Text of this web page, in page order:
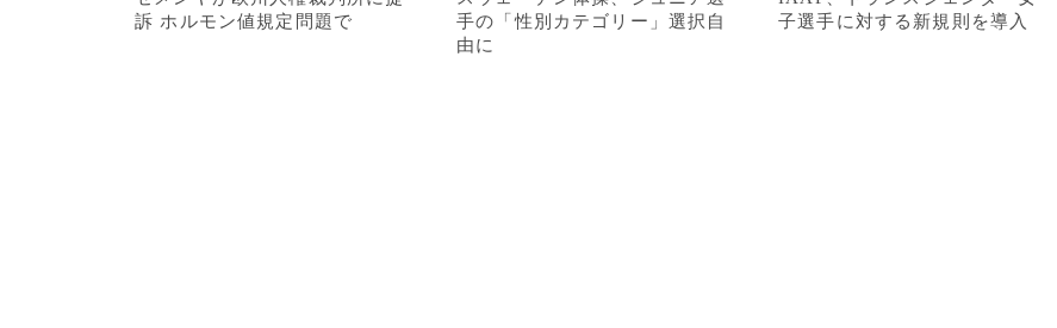
訴 ホルモン値規定問題で
手の「性別カテゴリー」選択自
由に
子選手に対する新規則を導入